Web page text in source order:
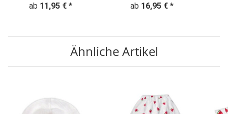
"Wassermelone" weiß-
ab 11,95 € *
rot
ab 16,95 € *
Ähnliche Artikel